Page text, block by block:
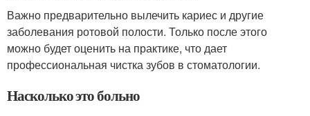
Важно предварительно вылечить кариес и другие
заболевания ротовой полости. Только после этого
можно будет оценить на практике, что дает
профессиональная чистка зубов в стоматологии.
Насколько это больно